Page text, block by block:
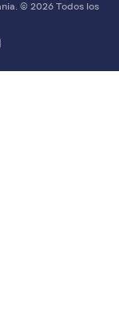
© 2026 Todos los